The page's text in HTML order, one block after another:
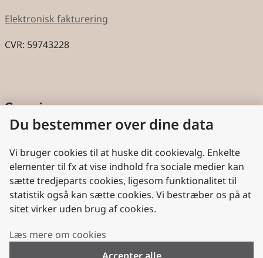
Elektronisk fakturering
CVR: 59743228
Genveje
Cookies
Aktindsigt
Persondatabeskyttelse
Nyttige links
Plan- og Landdistriktsstyrelsen
Du bestemmer over dine data
Vi bruger cookies til at huske dit cookievalg. Enkelte
elementer til fx at vise indhold fra sociale medier kan
sætte tredjeparts cookies, ligesom funktionalitet til
statistik også kan sætte cookies. Vi bestræber os på at
sitet virker uden brug af cookies.
Læs mere om cookies